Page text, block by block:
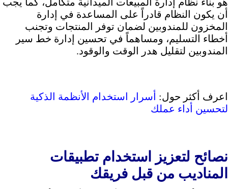
أن يكون النظام قادراً على المساعدة في إدارة
المخزون للمندوبين لضمان توفر المنتجات وتجنب
أخطاء التسليم، ومساهماً في تحسين إدارة خط سير
المندوبين لتقليل هدر الوقت والوقود.
اعرف أكثر حول: أسرار استخدام الأنظمة الذكية
لتحسين أداء عملك
نصائح لتعزيز استخدام تطبيقات
المناديب من قبل فريقك